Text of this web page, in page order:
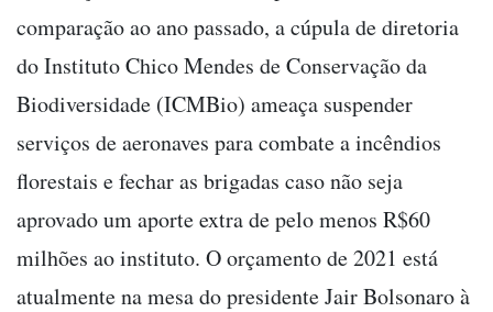
comparação ao ano passado, a cúpula de diretoria
do Instituto Chico Mendes de Conservação da
Biodiversidade (ICMBio) ameaça suspender
serviços de aeronaves para combate a incêndios
florestais e fechar as brigadas caso não seja
aprovado um aporte extra de pelo menos R$60
milhões ao instituto. O orçamento de 2021 está
atualmente na mesa do presidente Jair Bolsonaro à